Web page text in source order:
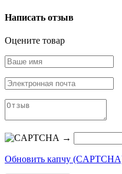
Написать отзыв
Оцените товар
→
Обновить капчу